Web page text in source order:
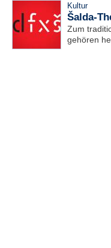
Kultur
Šalda-
Zum
gehören